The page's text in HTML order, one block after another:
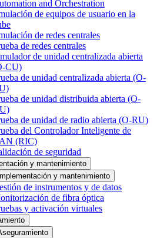
and Orchestration
de equipos de usuario en la
de redes centrales
de redes centrales
de unidad centralizada abierta
CU)
de unidad centralizada abierta (O-
de unidad distribuida abierta (O-
de unidad de radio abierta (O-RU)
del Controlador Inteligente de
(RIC)
de seguridad
y mantenimiento
Implementación y mantenimiento
de instrumentos y de datos
de fibra óptica
y activación virtuales